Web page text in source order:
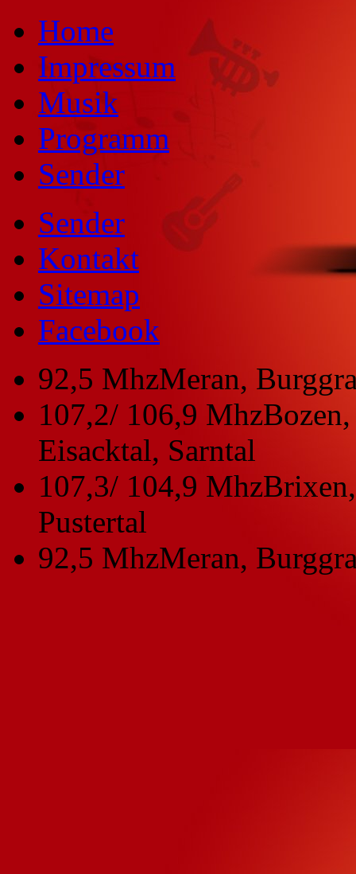
Home
Impressum
Musik
Programm
Sender
Sender
Kontakt
Sitemap
Facebook
92,5 MhzMeran,
107,2/ 106,9 Mhz
Eisacktal, Sarntal
107,3/ 104,9 Mhz
Pustertal
92,5 MhzMeran,